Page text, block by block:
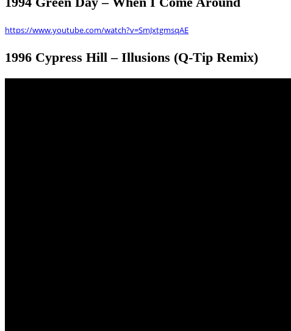
https://www.youtube.com/watch?v=SmJxtgmsqAE
1996 Cypress Hill – Illusions (Q-Tip Remix)